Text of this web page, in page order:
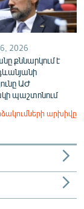
2026
քննարկում է
ԱԺ
պաշտոնում
արխիվը